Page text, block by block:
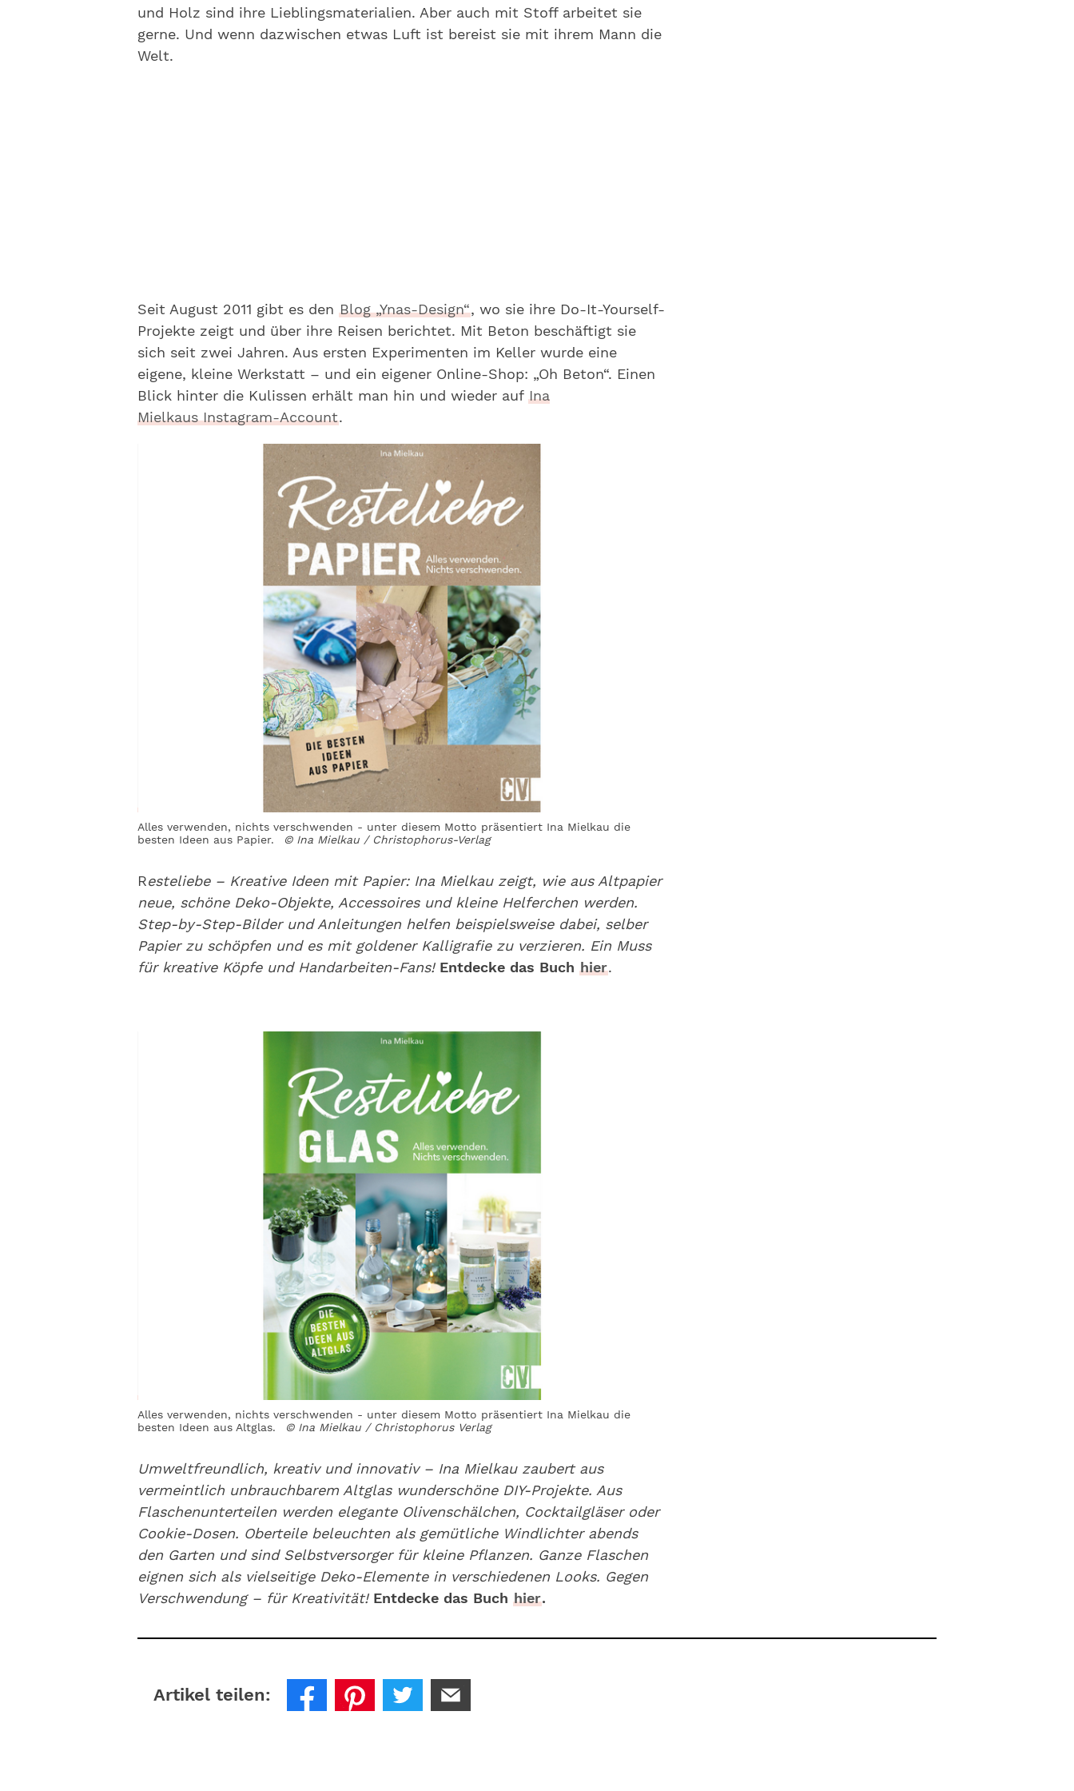
und Holz sind ihre Lieblingsmaterialien. Aber auch mit Stoff arbeitet sie
gerne. Und wenn dazwischen etwas Luft ist bereist sie mit ihrem Mann die
Welt.
Seit August 2011 gibt es den Blog „Ynas-Design“, wo sie ihre Do-It-Yourself-
Projekte zeigt und über ihre Reisen berichtet. Mit Beton beschäftigt sie
sich seit zwei Jahren. Aus ersten Experimenten im Keller wurde eine
eigene, kleine Werkstatt – und ein eigener Online-Shop: „Oh Beton“. Einen
Blick hinter die Kulissen erhält man hin und wieder auf Ina
Mielkaus Instagram-Account.
Alles verwenden, nichts verschwenden - unter diesem Motto präsentiert Ina Mielkau die
besten Ideen aus Papier.
© Ina Mielkau / Christophorus-Verlag
Resteliebe – Kreative Ideen mit Papier: Ina Mielkau zeigt, wie aus Altpapier
neue, schöne Deko-Objekte, Accessoires und kleine Helferchen werden.
Step-by-Step-Bilder und Anleitungen helfen beispielsweise dabei, selber
Papier zu schöpfen und es mit goldener Kalligrafie zu verzieren. Ein Muss
für kreative Köpfe und Handarbeiten-Fans! Entdecke das Buch hier.
Alles verwenden, nichts verschwenden - unter diesem Motto präsentiert Ina Mielkau die
besten Ideen aus Altglas.
© Ina Mielkau / Christophorus Verlag
Umweltfreundlich, kreativ und innovativ – Ina Mielkau zaubert aus
vermeintlich unbrauchbarem Altglas wunderschöne DIY-Projekte. Aus
Flaschenunterteilen werden elegante Olivenschälchen, Cocktailgläser oder
Cookie-Dosen. Oberteile beleuchten als gemütliche Windlichter abends
den Garten und sind Selbstversorger für kleine Pflanzen. Ganze Flaschen
eignen sich als vielseitige Deko-Elemente in verschiedenen Looks. Gegen
Verschwendung – für Kreativität! Entdecke das Buch hier.
Artikel teilen: